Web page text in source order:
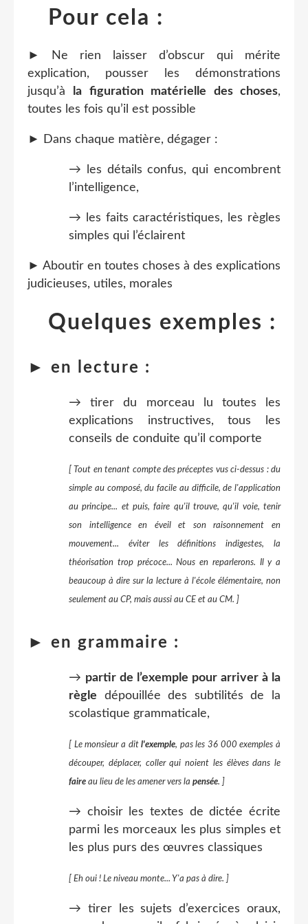
Pour cela :
► Ne rien laisser d’obscur qui mérite
explication, pousser les démonstrations
jusqu’à
la figuration matérielle des choses,
toutes les fois qu’il est possible
► Dans chaque matière, dégager :
→ les détails confus, qui encombrent
l’intelligence,
→ les faits caractéristiques, les règles
simples qui l’éclairent
► Aboutir en toutes choses à des explications
judicieuses, utiles, morales
Quelques exemples :
► en lecture :
→ tirer du morceau lu toutes les
explications instructives, tous les
conseils de conduite qu’il comporte
[ Tout en tenant compte des préceptes vus ci-dessus : du
simple au composé, du facile au difficile, de l'application
au principe... et puis, faire qu'il trouve, qu'il voie, tenir
son intelligence en éveil et son raisonnement en
mouvement... éviter les définitions indigestes, la
théorisation trop précoce... Nous en reparlerons. Il y a
beaucoup à dire sur la lecture à l'école élémentaire, non
seulement au CP, mais aussi au CE et au CM. ]
► en grammaire :
→ partir de l’exemple pour arriver à la
règle dépouillée des subtilités de la
scolastique grammaticale,
[ Le monsieur a ditl'exemple, pas les 36 000 exemples à
découper, déplacer, coller qui noient les élèves dans le
faire au lieu de les amener vers la pensée. ]
→ choisir les textes de dictée écrite
parmi les morceaux les plus simples et
les plus purs des œuvres classiques
[ Eh oui ! Le niveau monte... Y'a pas à dire. ]
→ tirer les sujets d’exercices oraux,